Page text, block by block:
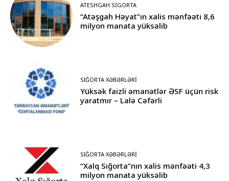
ATESHGAH SIGORTA
“Atəşgah Həyat”ın xalis mənfəəti 8,6
milyon manata yüksəlib
SIĞORTA XƏBƏRLƏRI
Yüksək faizli əmanətlər ƏSF üçün risk
yaratmır – Lalə Cəfərli
SIĞORTA XƏBƏRLƏRI
“Xalq Sığorta”nın xalis mənfəəti 4,3
milyon manata yüksəlib